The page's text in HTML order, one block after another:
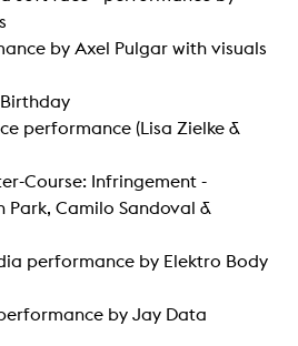
by Axel Pulgar with visuals
performance (Lisa Zielke &
Course: Infringement -
Camilo Sandoval &
performance by Jay Data